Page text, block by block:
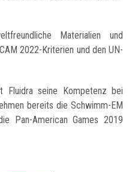
Materialien und
2022-Kriterien und den UN-
Fluidra seine Kompetenz bei
bereits die Schwimm-EM
Pan-American Games 2019